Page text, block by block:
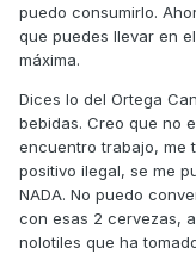
puedo consumirlo.
que puedes llevar en
máxima.
Dices lo del Ortega
bebidas. Creo que no
encuentro trabajo, me
positivo ilegal, se me
NADA. No puedo
con esas 2 cervezas,
nolotiles que ha